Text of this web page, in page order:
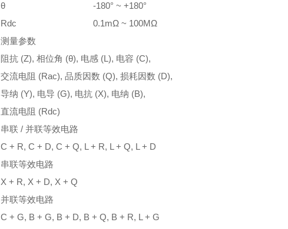
θ
-180° ~ +180°
Rdc
0.1mΩ ~ 100MΩ
测量参数
阻抗 (Z), 相位角 (θ), 电感 (L), 电容 (C),
交流电阻 (Rac), 品质因数 (Q), 损耗因数 (D),
导纳 (Y), 电导 (G), 电抗 (X), 电纳 (B),
直流电阻 (Rdc)
串联 / 并联等效电路
C + R, C + D, C + Q, L + R, L + Q, L + D
串联等效电路
X + R, X + D, X + Q
并联等效电路
C + G, B + G, B + D, B + Q, B + R, L + G